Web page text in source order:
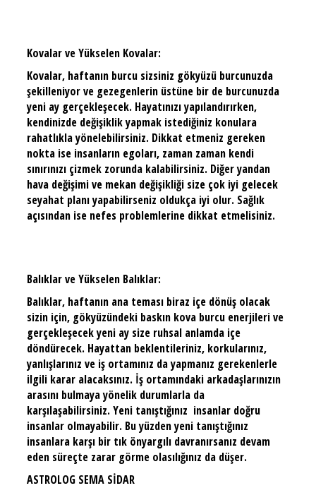
Kovalar ve Yükselen Kovalar:
Kovalar, haftanın burcu sizsiniz gökyüzü burcunuzda
şekilleniyor ve gezegenlerin üstüne bir de burcunuzda
yeni ay gerçekleşecek. Hayatınızı yapılandırırken,
kendinizde değişiklik yapmak istediğiniz konulara
rahatlıkla yönelebilirsiniz. Dikkat etmeniz gereken
nokta ise insanların egoları, zaman zaman kendi
sınırınızı çizmek zorunda kalabilirsiniz. Diğer yandan
hava değişimi ve mekan değişikliği size çok iyi gelecek
seyahat planı yapabilirseniz oldukça iyi olur. Sağlık
açısından ise nefes problemlerine dikkat etmelisiniz.
Balıklar ve Yükselen Balıklar:
Balıklar, haftanın ana teması biraz içe dönüş olacak
sizin için, gökyüzündeki baskın kova burcu enerjileri ve
gerçekleşecek yeni ay size ruhsal anlamda içe
döndürecek. Hayattan beklentileriniz, korkularınız,
yanlışlarınız ve iş ortamınız da yapmanız gerekenlerle
ilgili karar alacaksınız. İş ortamındaki arkadaşlarınızın
arasını bulmaya yönelik durumlarla da
karşılaşabilirsiniz. Yeni tanıştığınız insanlar doğru
insanlar olmayabilir. Bu yüzden yeni tanıştığınız
insanlara karşı bir tık önyargılı davranırsanız devam
eden süreçte zarar görme olasılığınız da düşer.
ASTROLOG SEMA SİDAR